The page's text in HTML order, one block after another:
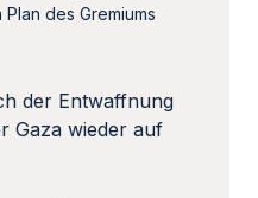
des Gremiums